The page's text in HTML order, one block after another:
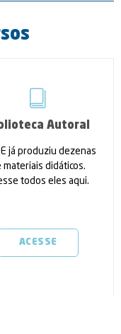
Autoral
já produziu dezenas
materiais didáticos.
todos eles aqui.
ACESSE